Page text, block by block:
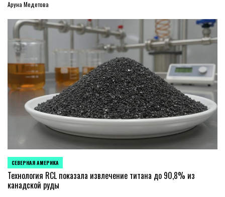
Аруна Медетова
ОПУБЛИКОВАНО
В
СЕВЕРНАЯ АМЕРИКА
Технология RCL показала извлечение титана до 90,8% из
канадской руды